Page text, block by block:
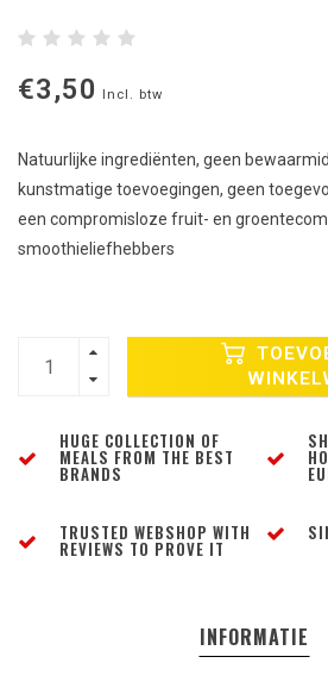
€3,50 Incl. btw
Natuurlijke ingrediënten, geen
kunstmatige toevoegingen, geen
een compromisloze fruit- en
smoothieliefhebbers
HUGE COLLECTION OF
MEALS FROM THE BEST
BRANDS
TRUSTED WEBSHOP WITH
REVIEWS TO PROVE IT
INFORMATIE